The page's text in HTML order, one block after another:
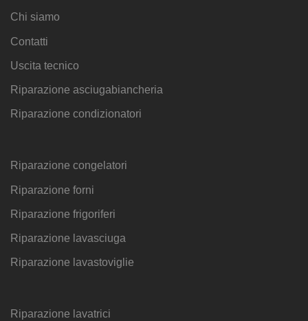
Chi siamo
Contatti
Uscita tecnico
Riparazione asciugabiancheria
Riparazione condizionatori
Riparazione congelatori
Riparazione forni
Riparazione frigoriferi
Riparazione lavasciuga
Riparazione lavastoviglie
Riparazione lavatrici